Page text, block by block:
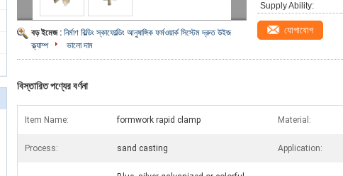
বড় ইমেজ : নির্মাণ বিল্ডিং স্কাফোল্ডিং আনুষাঙ্গিক ফর্মওয়ার্ক সিস্টেম দ্রুত উইজ
ক্ল্যাম্প
ভালো দাম
Supply Ability:
যোগাযোগ
বিস্তারিত পণ্যের বর্ণনা
Item Name: formwork rapid clamp Material:
Process: sand casting Application: